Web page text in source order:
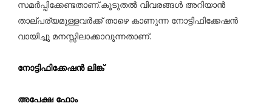
സമർപ്പിക്കേണ്ടതാണ്.കൂടുതൽ വിവരങ്ങൾ അറിയാൻ
താല്പര്യമുള്ളവർക്ക് താഴെ കാണുന്ന നോട്ടിഫിക്കേഷൻ
വായിച്ചു മനസ്സിലാക്കാവുന്നതാണ്.
നോട്ടിഫിക്കേഷൻ ലിങ്ക്
അപേക്ഷ ഫോം